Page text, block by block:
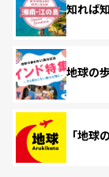
知れば
地球の
「地球